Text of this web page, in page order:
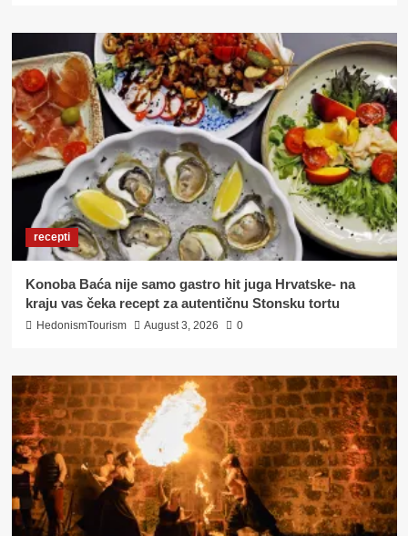
recepti
Konoba Baća nije samo gastro hit juga Hrvatske- na
kraju vas čeka recept za autentičnu Stonsku tortu
HedonismTourism August 3, 2026 0